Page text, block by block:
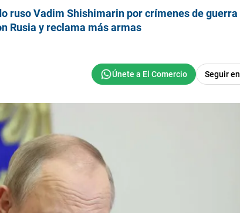
ruso Vadim Shishimarin por crímenes de guerra
Rusia y reclama más armas
Seguir en